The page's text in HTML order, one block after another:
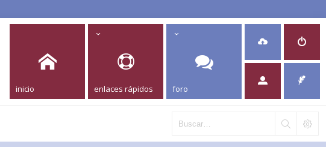
inicio enlaces rápidos foro